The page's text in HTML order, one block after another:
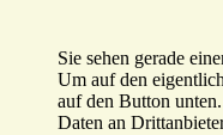
Sie sehen gerade
Um auf den
auf den Button
Daten an